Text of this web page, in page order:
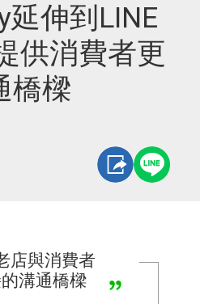
延伸到LINE
供消費者更
橋樑
店與消費者
溝通橋樑